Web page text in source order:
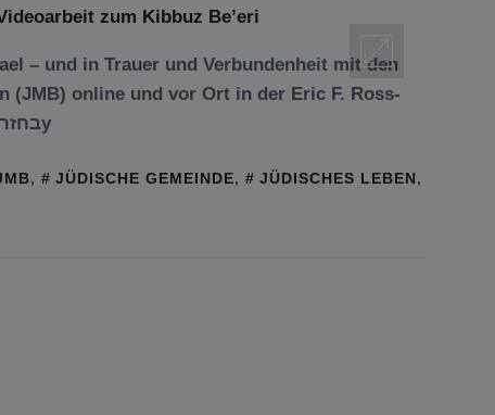
– und in Trauer und Verbunden­heit mit den
(JMB) online und vor Ort in der Eric F. Ross-
Galerie die Video­arbeit בחזרה על מחזה החזיונותy
, JÜDISCHE GEMEINDE, JÜDISCHES LEBEN,